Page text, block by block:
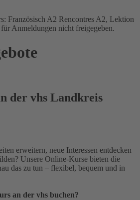
Französisch A2 Rencontres A2, Lektion
Anmeldungen nicht freigegeben.
der vhs Landkreis
erweitern, neue Interessen entdecken
Unsere Online-Kurse bieten die
das zu tun – flexibel, bequem und in
an der vhs buchen?